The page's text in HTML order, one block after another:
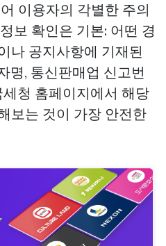
이용자의 각별한 주의
보 확인은 기본: 어떤 경
나 공지사항에 기재된
명, 통신판매업 신고번
청 홈페이지에서 해당
보는 것이 가장 안전한